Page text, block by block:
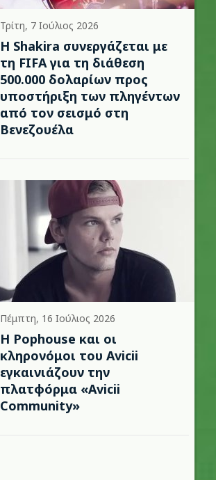
Τρίτη, 7 Ιούλιος 2026
Η Shakira συνεργάζεται με
τη FIFA για τη διάθεση
500.000 δολαρίων προς
υποστήριξη των πληγέντων
από τον σεισμό στη
Βενεζουέλα
Πέμπτη, 16 Ιούλιος 2026
Η Pophouse και οι
κληρονόμοι του Avicii
εγκαινιάζουν την
πλατφόρμα «Avicii
Community»